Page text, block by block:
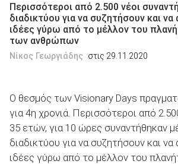
βρες το!
Περισσότεροι από 2.500 νέοι
διαδικτύου για να συζητήσουν και να
ιδέες γύρω από το μέλλον του
των ανθρώπων
Νίκος Γεωργιάδης στις 29.11.2020
Ο θεσμός των Visionary Days
για 4η χρονιά. Περισσότεροι από
35 ετών, για 10 ώρες συναντήθηκαν
διαδικτύου για να συζητήσουν και
ιδέες γύρω από το μέλλον του